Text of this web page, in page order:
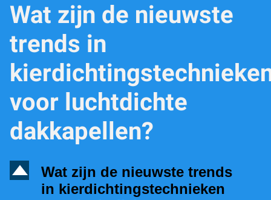
Wat zijn de nieuwste
trends in
voor luchtdichte
dakkapellen?
D
Wat zijn de nieuwste trends
in kierdichtingstechnieken